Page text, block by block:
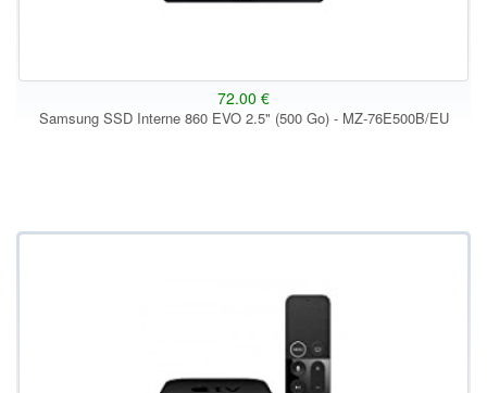
72.00 €
Samsung SSD Interne 860 EVO 2.5" (500 Go) - MZ-76E500B/EU